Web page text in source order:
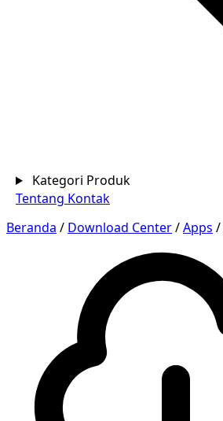
Kategori Produk
Tentang Kontak
Beranda / Download Center/Apps /